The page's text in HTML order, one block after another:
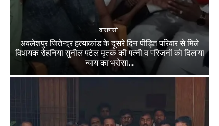
वाराणसी
अवलेशपुर जितेन्द्र हत्याकांड के दूसरे दिन पीड़ित परिवार से मिले
विधायक रोहनिया सुनील पटेल मृतक की पत्नी व परिजनों को दिलाया
न्याय का भरोसा...